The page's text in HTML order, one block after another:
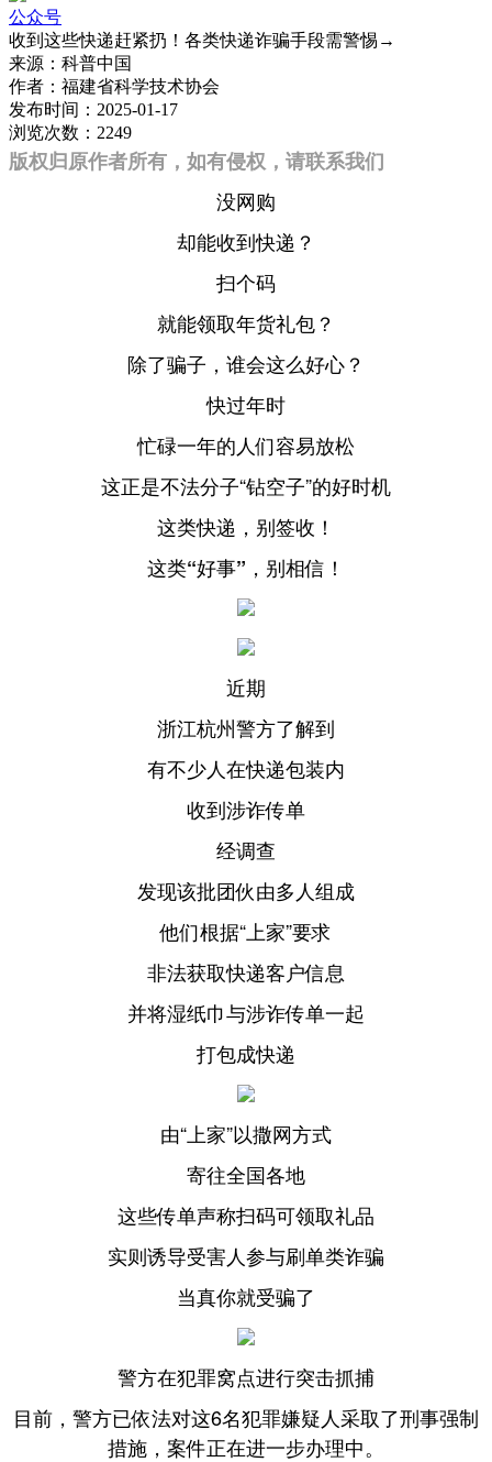
公众号
收到这些快递赶紧扔！各类快递诈骗手段需警惕→
来源： 科普中国
作者： 福建省科学技术协会
发布时间： 2025-01-17
浏览次数： 2249
版权归原作者所有，如有侵权，请联系我们
没网购
却能收到快递？
扫个码
就能领取年货礼包？
除了骗子，谁会这么好心？
快过年时
忙碌一年的人们容易放松
这正是不法分子“钻空子”的好时机
这类快递，别签收！
这类“好事”，别相信！
近期
浙江杭州警方了解到
有不少人在快递包装内
收到涉诈传单
经调查
发现该批团伙由多人组成
他们根据“上家”要求
非法获取快递客户信息
并将湿纸巾与涉诈传单一起
打包成快递
由“上家”以撒网方式
寄往全国各地
这些传单声称扫码可领取礼品
实则诱导受害人参与刷单类诈骗
当真你就受骗了
警方在犯罪窝点进行突击抓捕
目前，警方已依法对这6名犯罪嫌疑人采取了刑事强制
措施，案件正在进一步办理中。